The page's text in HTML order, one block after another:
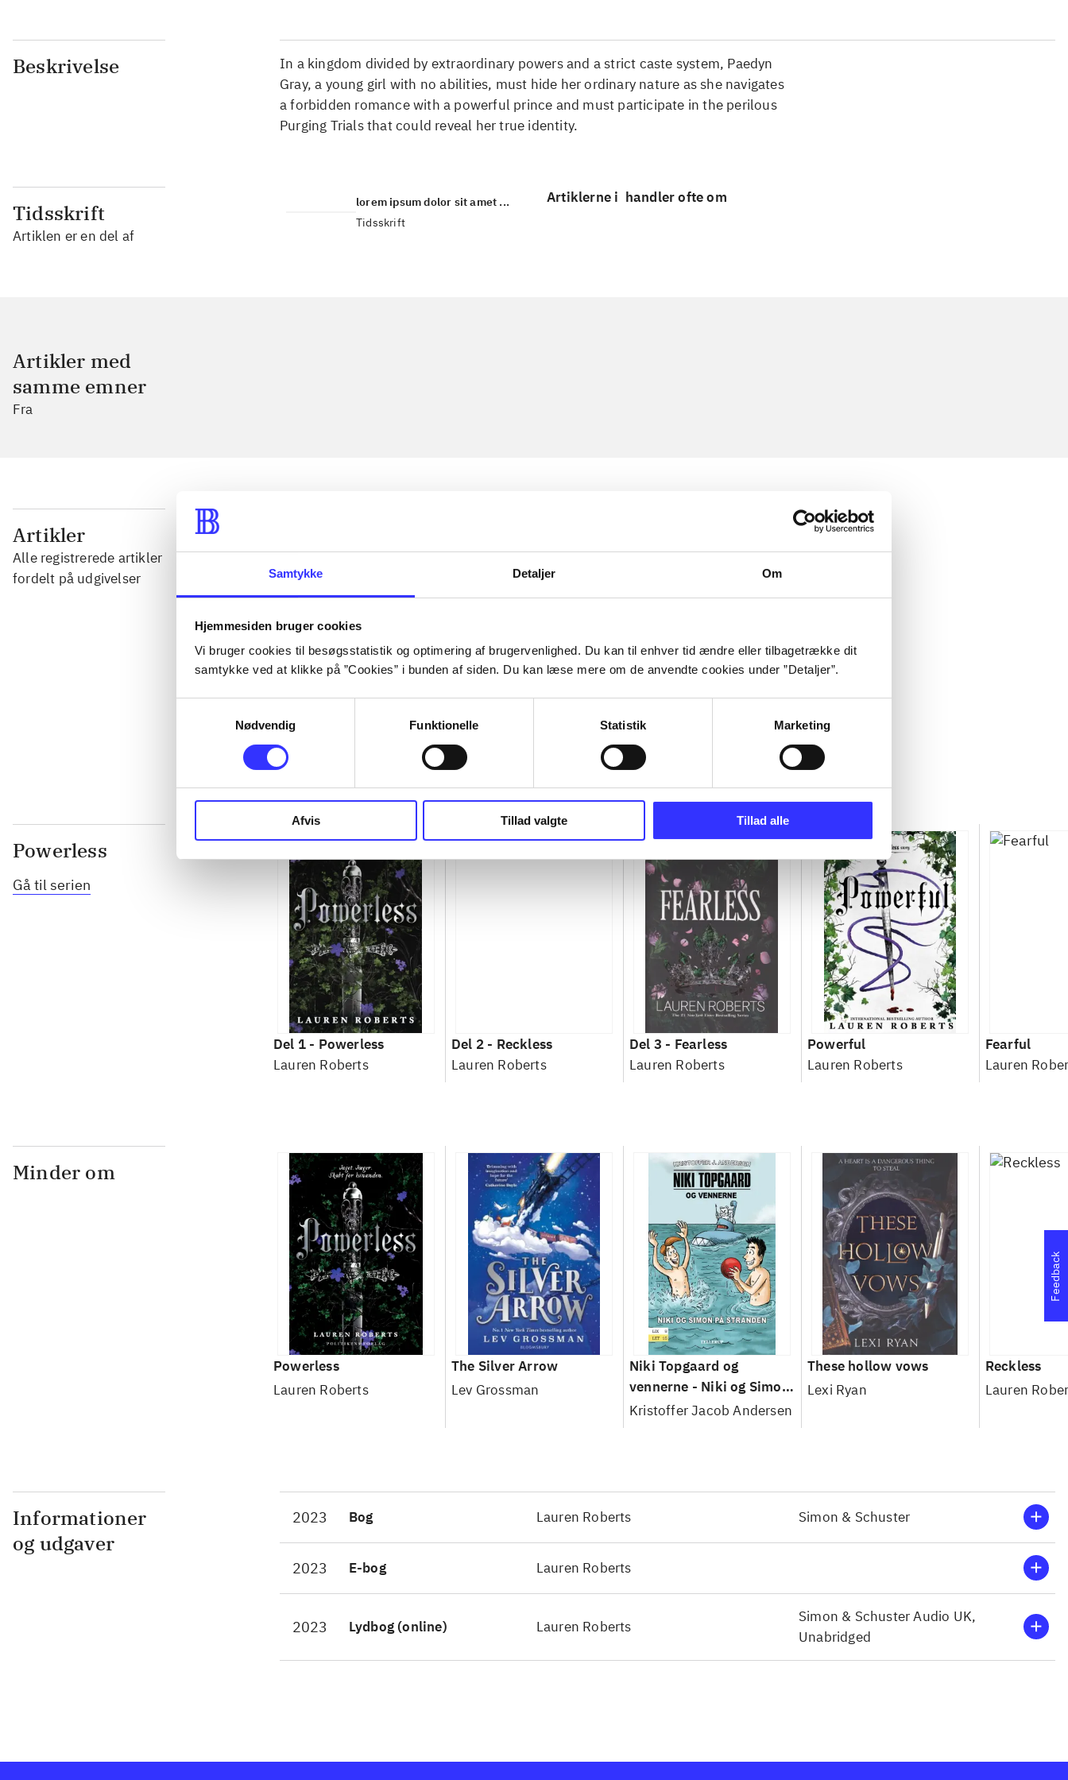
Samtykke Detaljer Om
Hjemmesiden bruger cookies
Vi bruger cookies til besøgsstatistik og optimering af brugervenlighed. Du kan til enhver tid ændre eller tilbagetrække dit
samtykke ved at klikke på ”Cookies” i bunden af siden. Du kan læse mere om de anvendte cookies under ”Detaljer”.
Nødvendig
Funktionelle Statistik Marketing
Afvis Tillad valgte Tillad alle
Beskrivelse
In a kingdom divided by extraordinary powers and a strict caste system, Paedyn
Gray, a young girl with no abilities, must hide her ordinary nature as she navigates
a forbidden romance with a powerful prince and must participate in the perilous
Purging Trials that could reveal her true identity.
Tidsskrift
Artiklen er en del af
lorem ipsum dolor sit amet ...
Tidsskrift
Artiklerne i handler ofte om
Artikler med
samme emner
Fra
Artikler
Alle registrerede artikler
fordelt på udgivelser
...
...
...
...
Powerless
Gå til serien
Del 1 - Powerless
Lauren Roberts
Del 2 - Reckless
Lauren Roberts
Del 3 - Fearless
Lauren Roberts
Powerful
Lauren Roberts
Fearful
Lauren
Minder om
Powerless
Lauren Roberts
The Silver Arrow
Lev Grossman
Niki Topgaard og
vennerne - Niki og Simon
på stranden
Kristoffer Jacob Andersen
These hollow vows
Lexi Ryan
Reckless
Lauren
Informationer
og udgaver
2023 Bog Lauren Roberts Simon & Schuster
2023 E-bog Lauren Roberts
2023 Lydbog (online) Lauren Roberts
Simon & Schuster Audio UK,
Unabridged
Feedback